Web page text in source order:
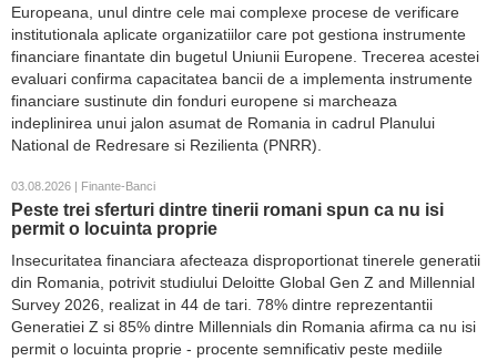
Europeana, unul dintre cele mai complexe procese de verificare
institutionala aplicate organizatiilor care pot gestiona instrumente
financiare finantate din bugetul Uniunii Europene. Trecerea acestei
evaluari confirma capacitatea bancii de a implementa instrumente
financiare sustinute din fonduri europene si marcheaza
indeplinirea unui jalon asumat de Romania in cadrul Planului
National de Redresare si Rezilienta (PNRR).
03.08.2026 | Finante-Banci
Peste trei sferturi dintre tinerii romani spun ca nu isi
permit o locuinta proprie
Insecuritatea financiara afecteaza disproportionat tinerele generatii
din Romania, potrivit studiului Deloitte Global Gen Z and Millennial
Survey 2026, realizat in 44 de tari. 78% dintre reprezentantii
Generatiei Z si 85% dintre Millennials din Romania afirma ca nu isi
permit o locuinta proprie - procente semnificativ peste mediile